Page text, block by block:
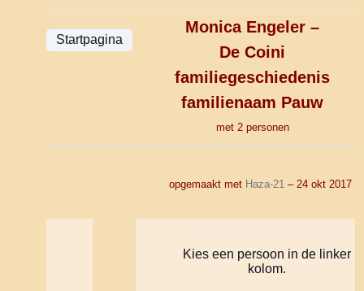
opgemaakt met Haza-21– 24 okt 2017
Monica Engeler –
De Coini
familiegeschiedenis
familienaam Pauw
met 2 personen